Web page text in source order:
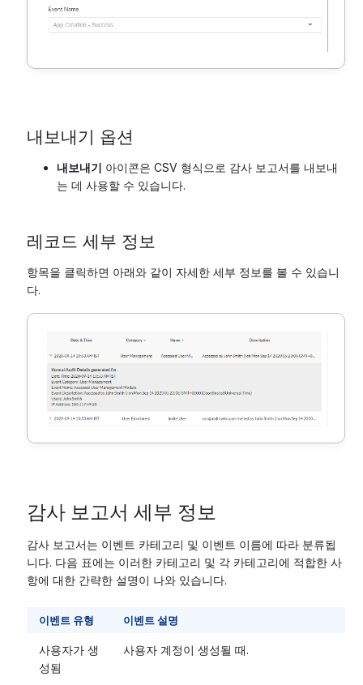
내보내기 옵션
내보내기 아이콘은 CSV 형식으로 감사 보고서를 내보내
는 데 사용할 수 있습니다.
레코드 세부 정보
항목을 클릭하면 아래와 같이 자세한 세부 정보를 볼 수 있습니
다.
감사 보고서 세부 정보
감사 보고서는 이벤트 카테고리 및 이벤트 이름에 따라 분류됩
니다. 다음 표에는 이러한 카테고리 및 각 카테고리에 적합한 사
항에 대한 간략한 설명이 나와 있습니다.
이벤트 유형 이벤트 설명
사용자가 생
성됨
사용자 계정이 생성될 때.